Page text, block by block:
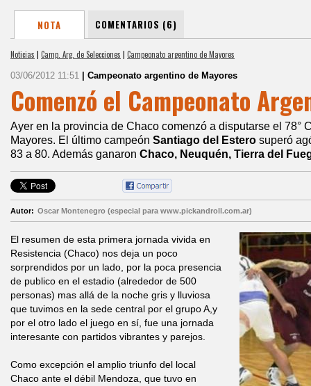
NOTA COMENTARIOS (6)
Noticias | Camp. Arg. de Selecciones | Campeonato argentino de Mayores
03/06/2012 11:51 | Campeonato argentino de Mayores
Comenzó el Campeonato
Ayer en la provincia de Chaco comenzó a disputarse el 78°
Mayores. El último campeón Santiago del Estero superó
83 a 80. Además ganaron Chaco, Neuquén, Tierra del
Autor: Oscar Montenegro (especial para www.pickandroll.com.ar)
El resumen de esta primera jornada vivida en
Resistencia (Chaco) nos deja un poco
sorprendidos por un lado, por la poca presencia
de publico en el estadio (alrededor de 500
personas) mas allá de la noche gris y lluviosa
que tuvimos en la sede central por el grupo A,y
por el otro lado el juego en sí, fue una jornada
interesante con partidos vibrantes y parejos.
Como excepción el amplio triunfo del local
Chaco ante el débil Mendoza, que tuvo en